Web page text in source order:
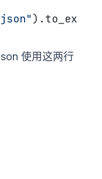
).to_ex
使用这两行